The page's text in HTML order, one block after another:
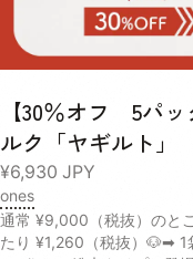
せた必要な水分量や、普
る量は違います。 愛犬の
セット 大型犬超大型犬
【30％オフ 5パ
ルク「ヤギルト
¥6,930 JPY
ones
通常 ¥9,000（税抜）のと
たり ¥1,260（税抜）🐶➡ 1